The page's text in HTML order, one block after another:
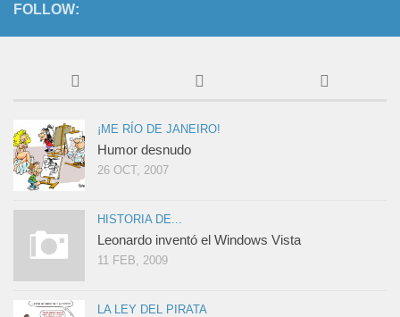
FOLLOW:
¡ME RÍO DE JANEIRO!
Humor desnudo
26 OCT, 2007
HISTORIA DE...
Leonardo inventó el Windows Vista
11 FEB, 2009
LA LEY DEL PIRATA